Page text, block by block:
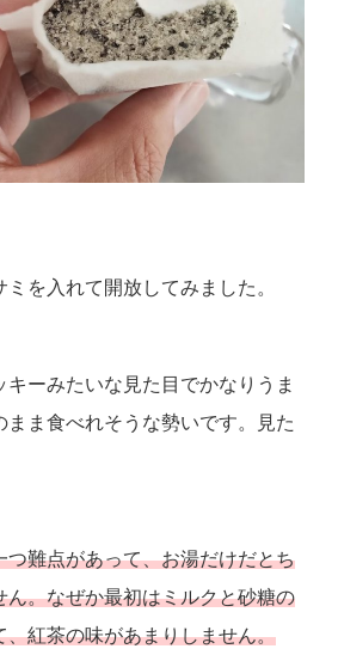
を入れて開放してみました。
ーみたいな見た目でかなりうま
まま食べれそうな勢いです。見た
つ難点があって、お湯だけだとち
ん。なぜか最初はミルクと砂糖の
、紅茶の味があまりしません。